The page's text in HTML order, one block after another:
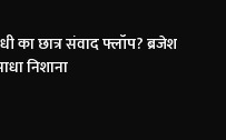
का छात्र संवाद फ्लॉप? ब्रजेश
निशाना